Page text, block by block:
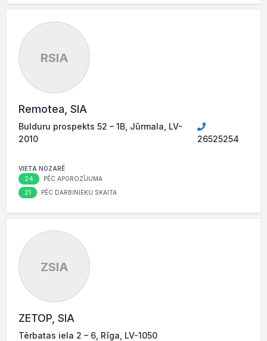
RSIA
Remotea, SIA
Bulduru prospekts 52 – 1B, Jūrmala, LV-
2010
26525254
VIETA NOZARĒ
24 PĒC APGROZĪJUMA
21 PĒC DARBINIEKU SKAITA
ZSIA
ZETOP, SIA
Tērbatas iela 2 – 6, Rīga, LV-1050